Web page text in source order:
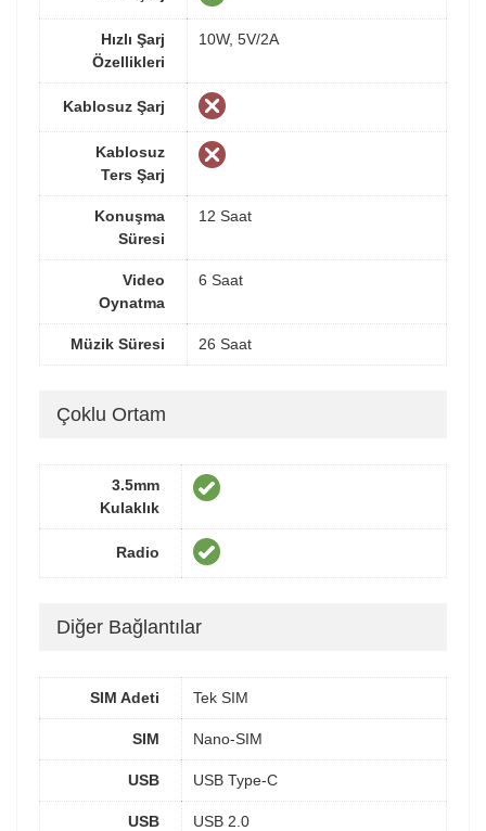
Hızlı Şarj
Özellikleri
10W, 5V/2A
Kablosuz Şarj
Kablosuz
Ters Şarj
Konuşma
Süresi
12 Saat
Video
Oynatma
6 Saat
Müzik Süresi 26 Saat
Çoklu Ortam
3.5mm
Kulaklık
Radio
Diğer Bağlantılar
SIM Adeti Tek SIM
SIM Nano-SIM
USB USB Type-C
USB
USB 2.0